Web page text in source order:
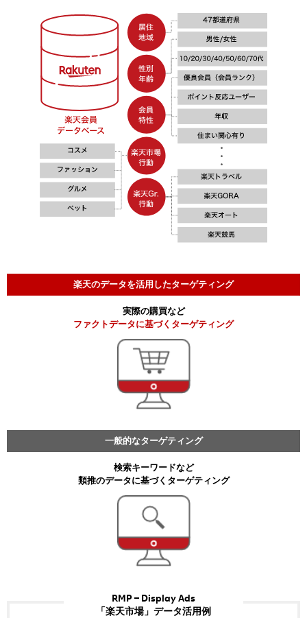
楽天のデータを活用したターゲティング
実際の購買など
ファクトデータに基づくターゲティング
一般的なターゲティング
検索キーワードなど
類推のデータに基づくターゲティング
RMP – Display Ads
「楽天市場」データ活用例